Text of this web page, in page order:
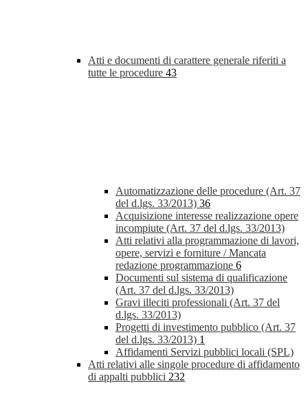
Atti e documenti di carattere generale riferiti a
tutte le procedure 43
Automatizzazione delle procedure (Art. 37
del d.lgs. 33/2013) 36
Acquisizione interesse realizzazione opere
incompiute (Art. 37 del d.lgs. 33/2013)
Atti relativi alla programmazione di lavori,
opere, servizi e forniture / Mancata
redazione programmazione 6
Documenti sul sistema di qualificazione
(Art. 37 del d.lgs. 33/2013)
Gravi illeciti professionali (Art. 37 del
d.lgs. 33/2013)
Progetti di investimento pubblico (Art. 37
del d.lgs. 33/2013) 1
Affidamenti Servizi pubblici locali (SPL)
Atti relativi alle singole procedure di affidamento
di appalti pubblici 232